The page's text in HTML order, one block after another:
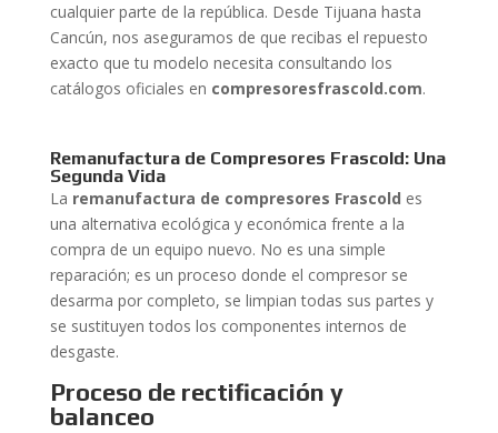
cualquier parte de la república. Desde Tijuana hasta
Cancún, nos aseguramos de que recibas el repuesto
exacto que tu modelo necesita consultando los
catálogos oficiales en compresoresfrascold.com.
Remanufactura de Compresores Frascold: Una
Segunda Vida
La remanufactura de compresores Frascold es
una alternativa ecológica y económica frente a la
compra de un equipo nuevo. No es una simple
reparación; es un proceso donde el compresor se
desarma por completo, se limpian todas sus partes y
se sustituyen todos los componentes internos de
desgaste.
Proceso de rectificación y
balanceo